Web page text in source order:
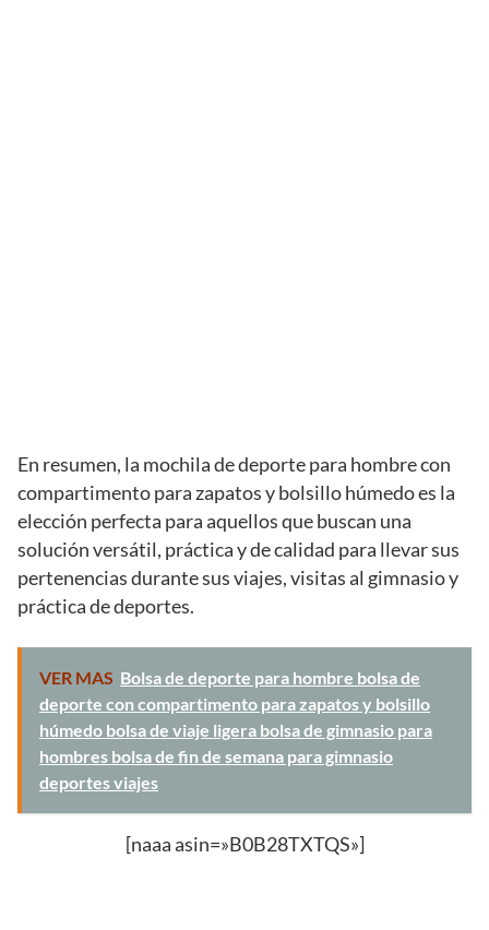
En resumen, la mochila de deporte para hombre con
compartimento para zapatos y bolsillo húmedo es la
elección perfecta para aquellos que buscan una
solución versátil, práctica y de calidad para llevar sus
pertenencias durante sus viajes, visitas al gimnasio y
práctica de deportes.
VER MAS Bolsa de deporte para hombre bolsa de
deporte con compartimento para zapatos y bolsillo
húmedo bolsa de viaje ligera bolsa de gimnasio para
hombres bolsa de fin de semana para gimnasio
deportes viajes
[naaa asin=»B0B28TXTQS»]